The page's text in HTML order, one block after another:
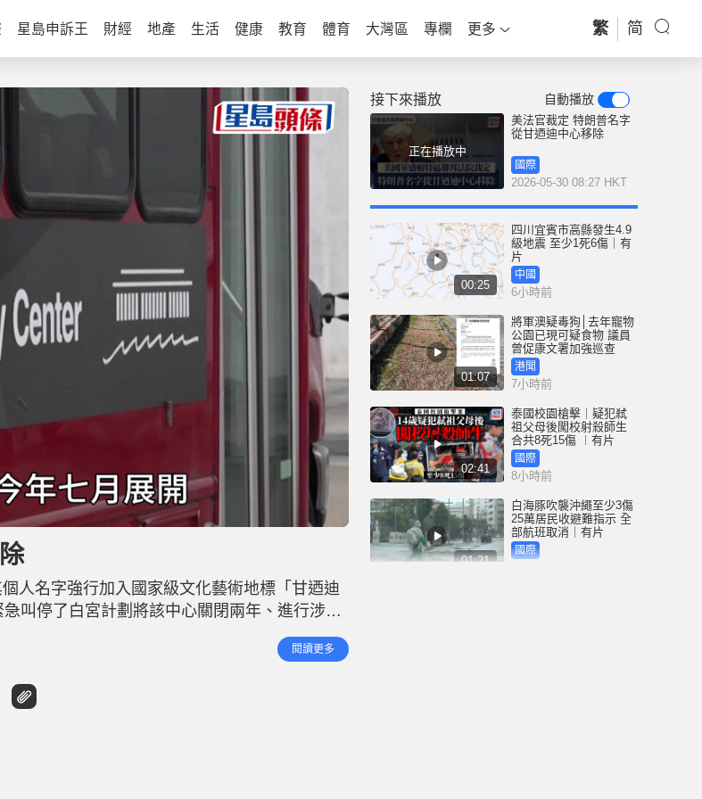
星島申訴王 財經 地產 生活 健康 教育 體育 大灣區 專欄 更多 繁 简
人名字強行加入國家級文化藝術地標「甘迺迪
叫停了白宮計劃將該中心關閉兩年、進行涉資
二任期內，企圖在首都華盛頓華麗歷史建築群
名越權 法官下令兩周內「除名」
閱讀更多
接下來播放 自動播放
正在播放中
美法官裁定 特朗普名字
從甘迺迪中心移除
國際
2026-05-30 08:27 HKT
00:25
四川宜賓市高縣發生4.9
級地震 至少1死6傷｜有
片
中國
6小時前
01:07
將軍澳疑毒狗│去年寵物
公園已現可疑食物 議員
曾促康文署加強巡查
港聞
7小時前
02:41
泰國校園槍擊｜疑犯弒
祖父母後闖校射殺師生
合共8死15傷 ︱有片
國際
8小時前
01:21
白海豚吹襲沖繩至少3傷
25萬居民收避難指示 全
部航班取消｜有片
國際